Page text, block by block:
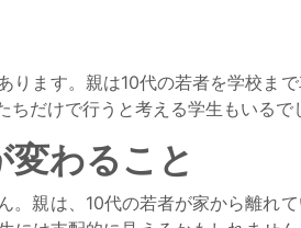
ます。親は10代の若者を学校ま
だけで行うと考える学生もいるで
わること
親は、10代の若者が家から離れ